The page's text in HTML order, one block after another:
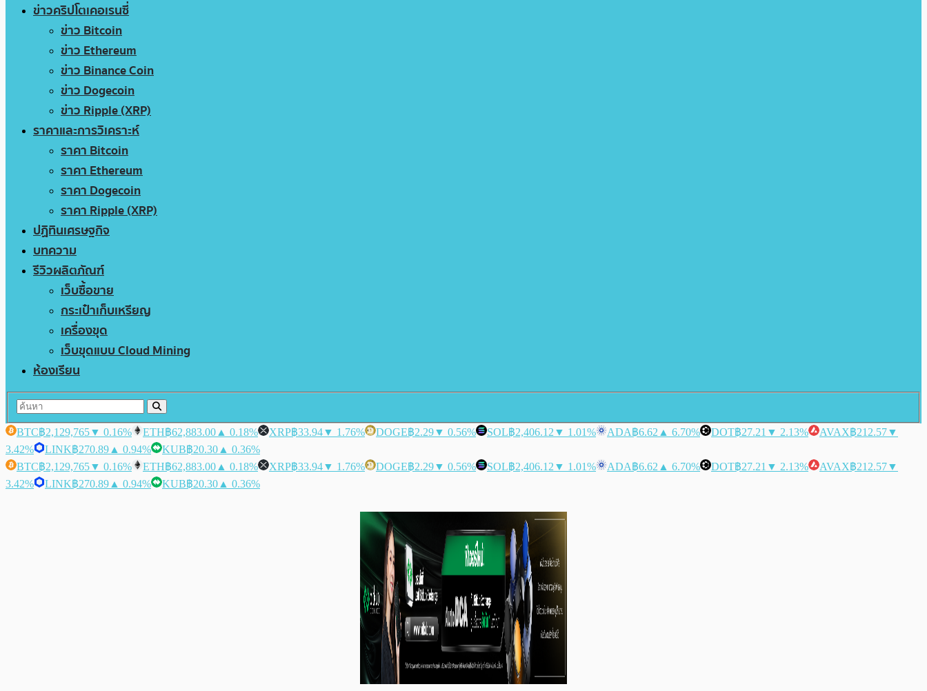
ข่าวคริปโตเคอเรนซี่
ข่าว Bitcoin
ข่าว Ethereum
ข่าว Binance Coin
ข่าว Dogecoin
ข่าว Ripple (XRP)
ราคาและการวิเคราะห์
ราคา Bitcoin
ราคา Ethereum
ราคา Dogecoin
ราคา Ripple (XRP)
ปฏิทินเศรษฐกิจ
บทความ
รีวิวผลิตภัณฑ์
เว็บซื้อขาย
กระเป๋าเก็บเหรียญ
เครื่องขุด
เว็บขุดแบบ Cloud Mining
ห้องเรียน
BTC฿2,129,765▼ 0.16% ETH฿62,883.00 ▲ 0.18% XRP฿33.94▼ 1.76% DOGE฿2.29▼ 0.56% SOL฿2,406.12 ▼ 1.01% ADA฿6.62 ▲ 6.70% DOT฿27.21 ▼ 2.13% AVAX฿212.57▼
3.42%
LINK฿270.89 ▲ 0.94% KUB฿20.30 ▲ 0.36%
BTC฿2,129,765▼ 0.16% ETH฿62,883.00 ▲ 0.18% XRP฿33.94▼ 1.76% DOGE฿2.29▼ 0.56% SOL฿2,406.12 ▼ 1.01% ADA฿6.62 ▲ 6.70% DOT฿27.21 ▼ 2.13% AVAX฿212.57▼
3.42%
LINK฿270.89 ▲ 0.94% KUB฿20.30 ▲ 0.36%